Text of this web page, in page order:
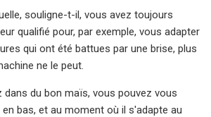
souligne-t-il, vous avez toujours
qualifié pour, par exemple, vous adapter
qui ont été battues par une brise, plus
ne le peut.
dans du bon maïs, vous pouvez vous
bas, et au moment où il s'adapte au